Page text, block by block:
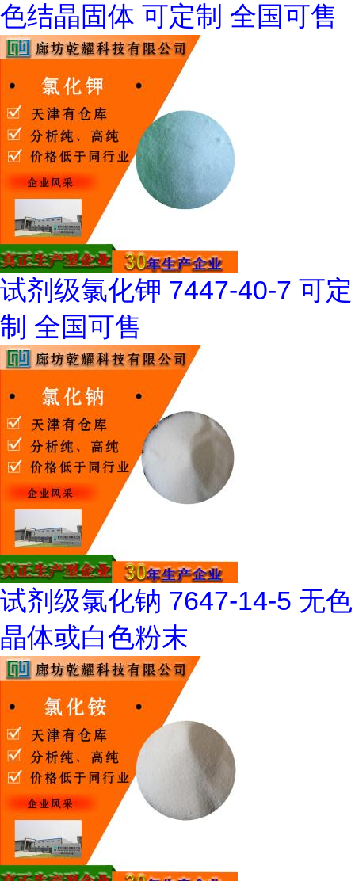
色结晶固体 可定制 全国可售
试剂级氯化钾 7447-40-7 可定
制 全国可售
试剂级氯化钠 7647-14-5 无色
晶体或白色粉末